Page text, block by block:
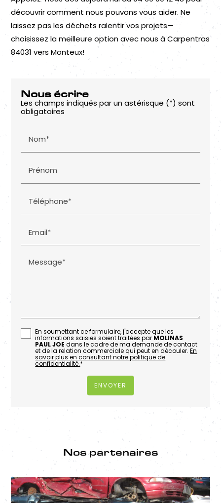
découvrir comment nous pouvons vous aider. Ne
laissez pas les déchets ralentir vos projets—
choisissez la meilleure option avec nous à Carpentras
84031 vers Monteux!
Nous écrire
Les champs indiqués par un astérisque (*) sont
obligatoires
Nom*
Prénom
Téléphone*
Email*
Message*
En soumettant ce formulaire, j'accepte que les
informations saisies soient traitées par MOLINAS
PAUL JOE dans le cadre de ma demande de contact
et de la relation commerciale qui peut en découler.En
savoir plus en consultant notre politique de
confidentialité.*
Nos partenaires